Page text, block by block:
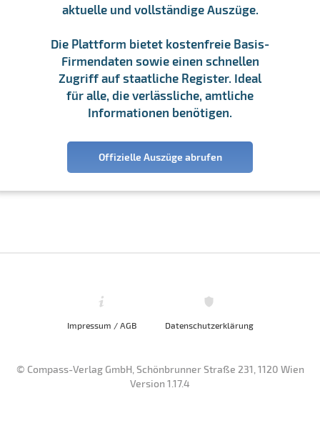
aktuelle und vollständige Auszüge.
Die Plattform bietet kostenfreie Basis-
Firmendaten sowie einen schnellen
Zugriff auf staatliche Register. Ideal
für alle, die verlässliche, amtliche
Informationen benötigen.
Offizielle Auszüge abrufen
Impressum / AGB Datenschutzerklärung
© Compass-Verlag GmbH, Schönbrunner Straße 231, 1120 Wien
Version 1.17.4